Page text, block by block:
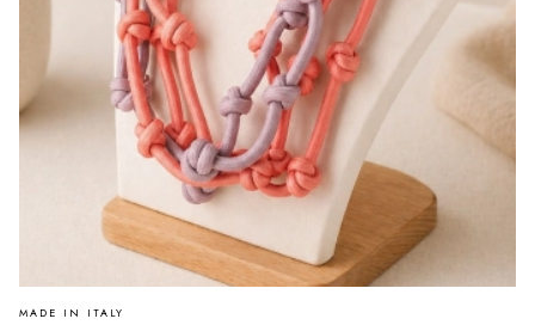
PRODUCENT
MADE IN ITALY